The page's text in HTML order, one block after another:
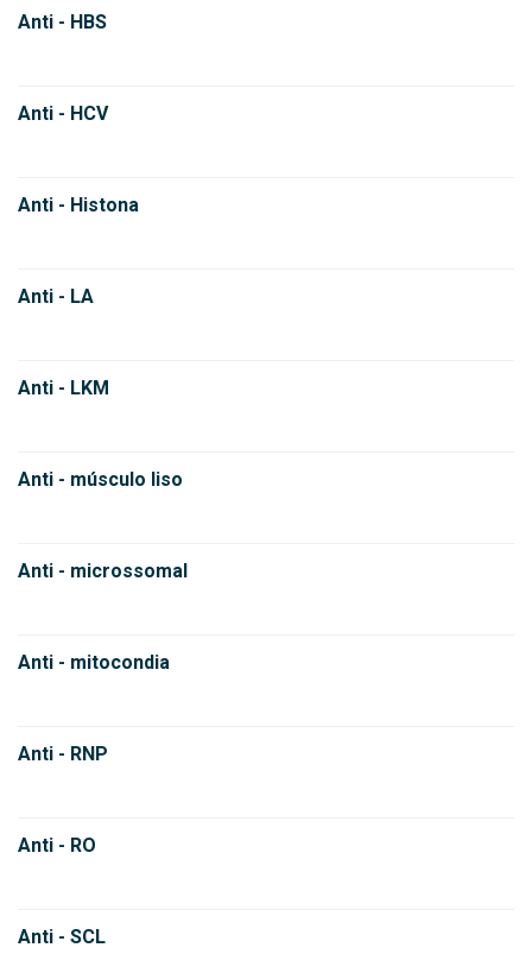
Anti - HBS
Anti - HCV
Anti - Histona
Anti - LA
Anti - LKM
Anti - músculo liso
Anti - microssomal
Anti - mitocondia
Anti - RNP
Anti - RO
Anti - SCL